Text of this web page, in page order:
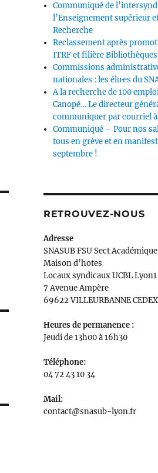
Communiqué de
l’Enseignement supérieur
Recherche
Reclassement après
ITRF et filière Bibliothèques
Commissions
nationales : les élu·es du
A la recherche de 100
Canopé… Le directeur
communiquer par courriel à
Communiqué – Pour nos
tous en grève et en
septembre !
RETROUVEZ-NOUS
Adresse
SNASUB FSU Sect
Maisond’hotes
Locaux syndicaux UCBL Lyon1
7 Avenue Ampère
69622 VILLEURBANNE CEDEX
Heures de permanence :
Jeudi de 13h00 à 16h30
Téléphone:
04 72 43 10 34
Mail:
contact@snasub-lyon.fr